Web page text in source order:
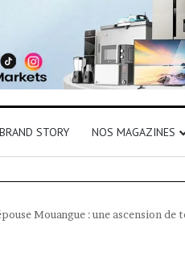
BRAND STORY NOS MAGAZINES
Mouangue : une ascension de